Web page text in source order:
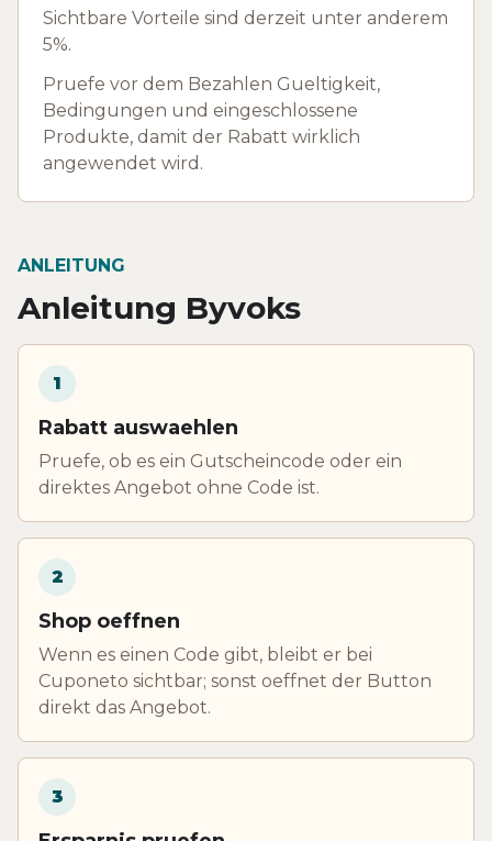
Sichtbare Vorteile sind derzeit unter anderem
5%.
Pruefe vor dem Bezahlen Gueltigkeit,
Bedingungen und eingeschlossene
Produkte, damit der Rabatt wirklich
angewendet wird.
ANLEITUNG
Anleitung Byvoks
1
Rabatt auswaehlen
Pruefe, ob es ein Gutscheincode oder ein
direktes Angebot ohne Code ist.
2
Shop oeffnen
Wenn es einen Code gibt, bleibt er bei
Cuponeto sichtbar; sonst oeffnet der Button
direkt das Angebot.
3